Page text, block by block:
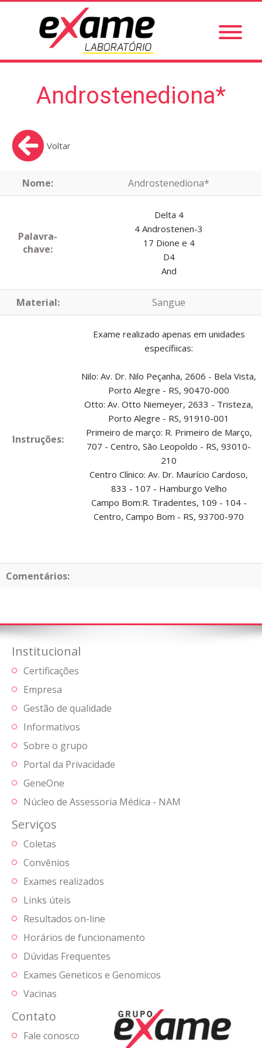
Androstenediona*
Voltar
Nome: Androstenediona*
Palavra-
chave:
Delta 4
4 Androstenen-3
17 Dione e 4
D4
And
Material: Sangue
Instruções:
Exame realizado apenas em unidades
específiicas:
Nilo: Av. Dr. Nilo Peçanha, 2606 - Bela Vista,
Porto Alegre - RS, 90470-000
Otto: Av. Otto Niemeyer, 2633 - Tristeza,
Porto Alegre - RS, 91910-001
Primeiro de março: R. Primeiro de Março,
707 - Centro, São Leopoldo - RS, 93010-
210
Centro Clínico: Av. Dr. Maurício Cardoso,
833 - 107 - Hamburgo Velho
Campo Bom:R. Tiradentes, 109 - 104 -
Centro, Campo Bom - RS, 93700-970
Comentários:
Institucional
Certificações
Empresa
Gestão de qualidade
Informativos
Sobre o grupo
Portal da Privacidade
GeneOne
Núcleo de Assessoria Médica - NAM
Serviços
Coletas
Convênios
Exames realizados
Links úteis
Resultados on-line
Horários de funcionamento
Dúvidas Frequentes
Exames Geneticos e Genomicos
Vacinas
Contato
Fale conosco